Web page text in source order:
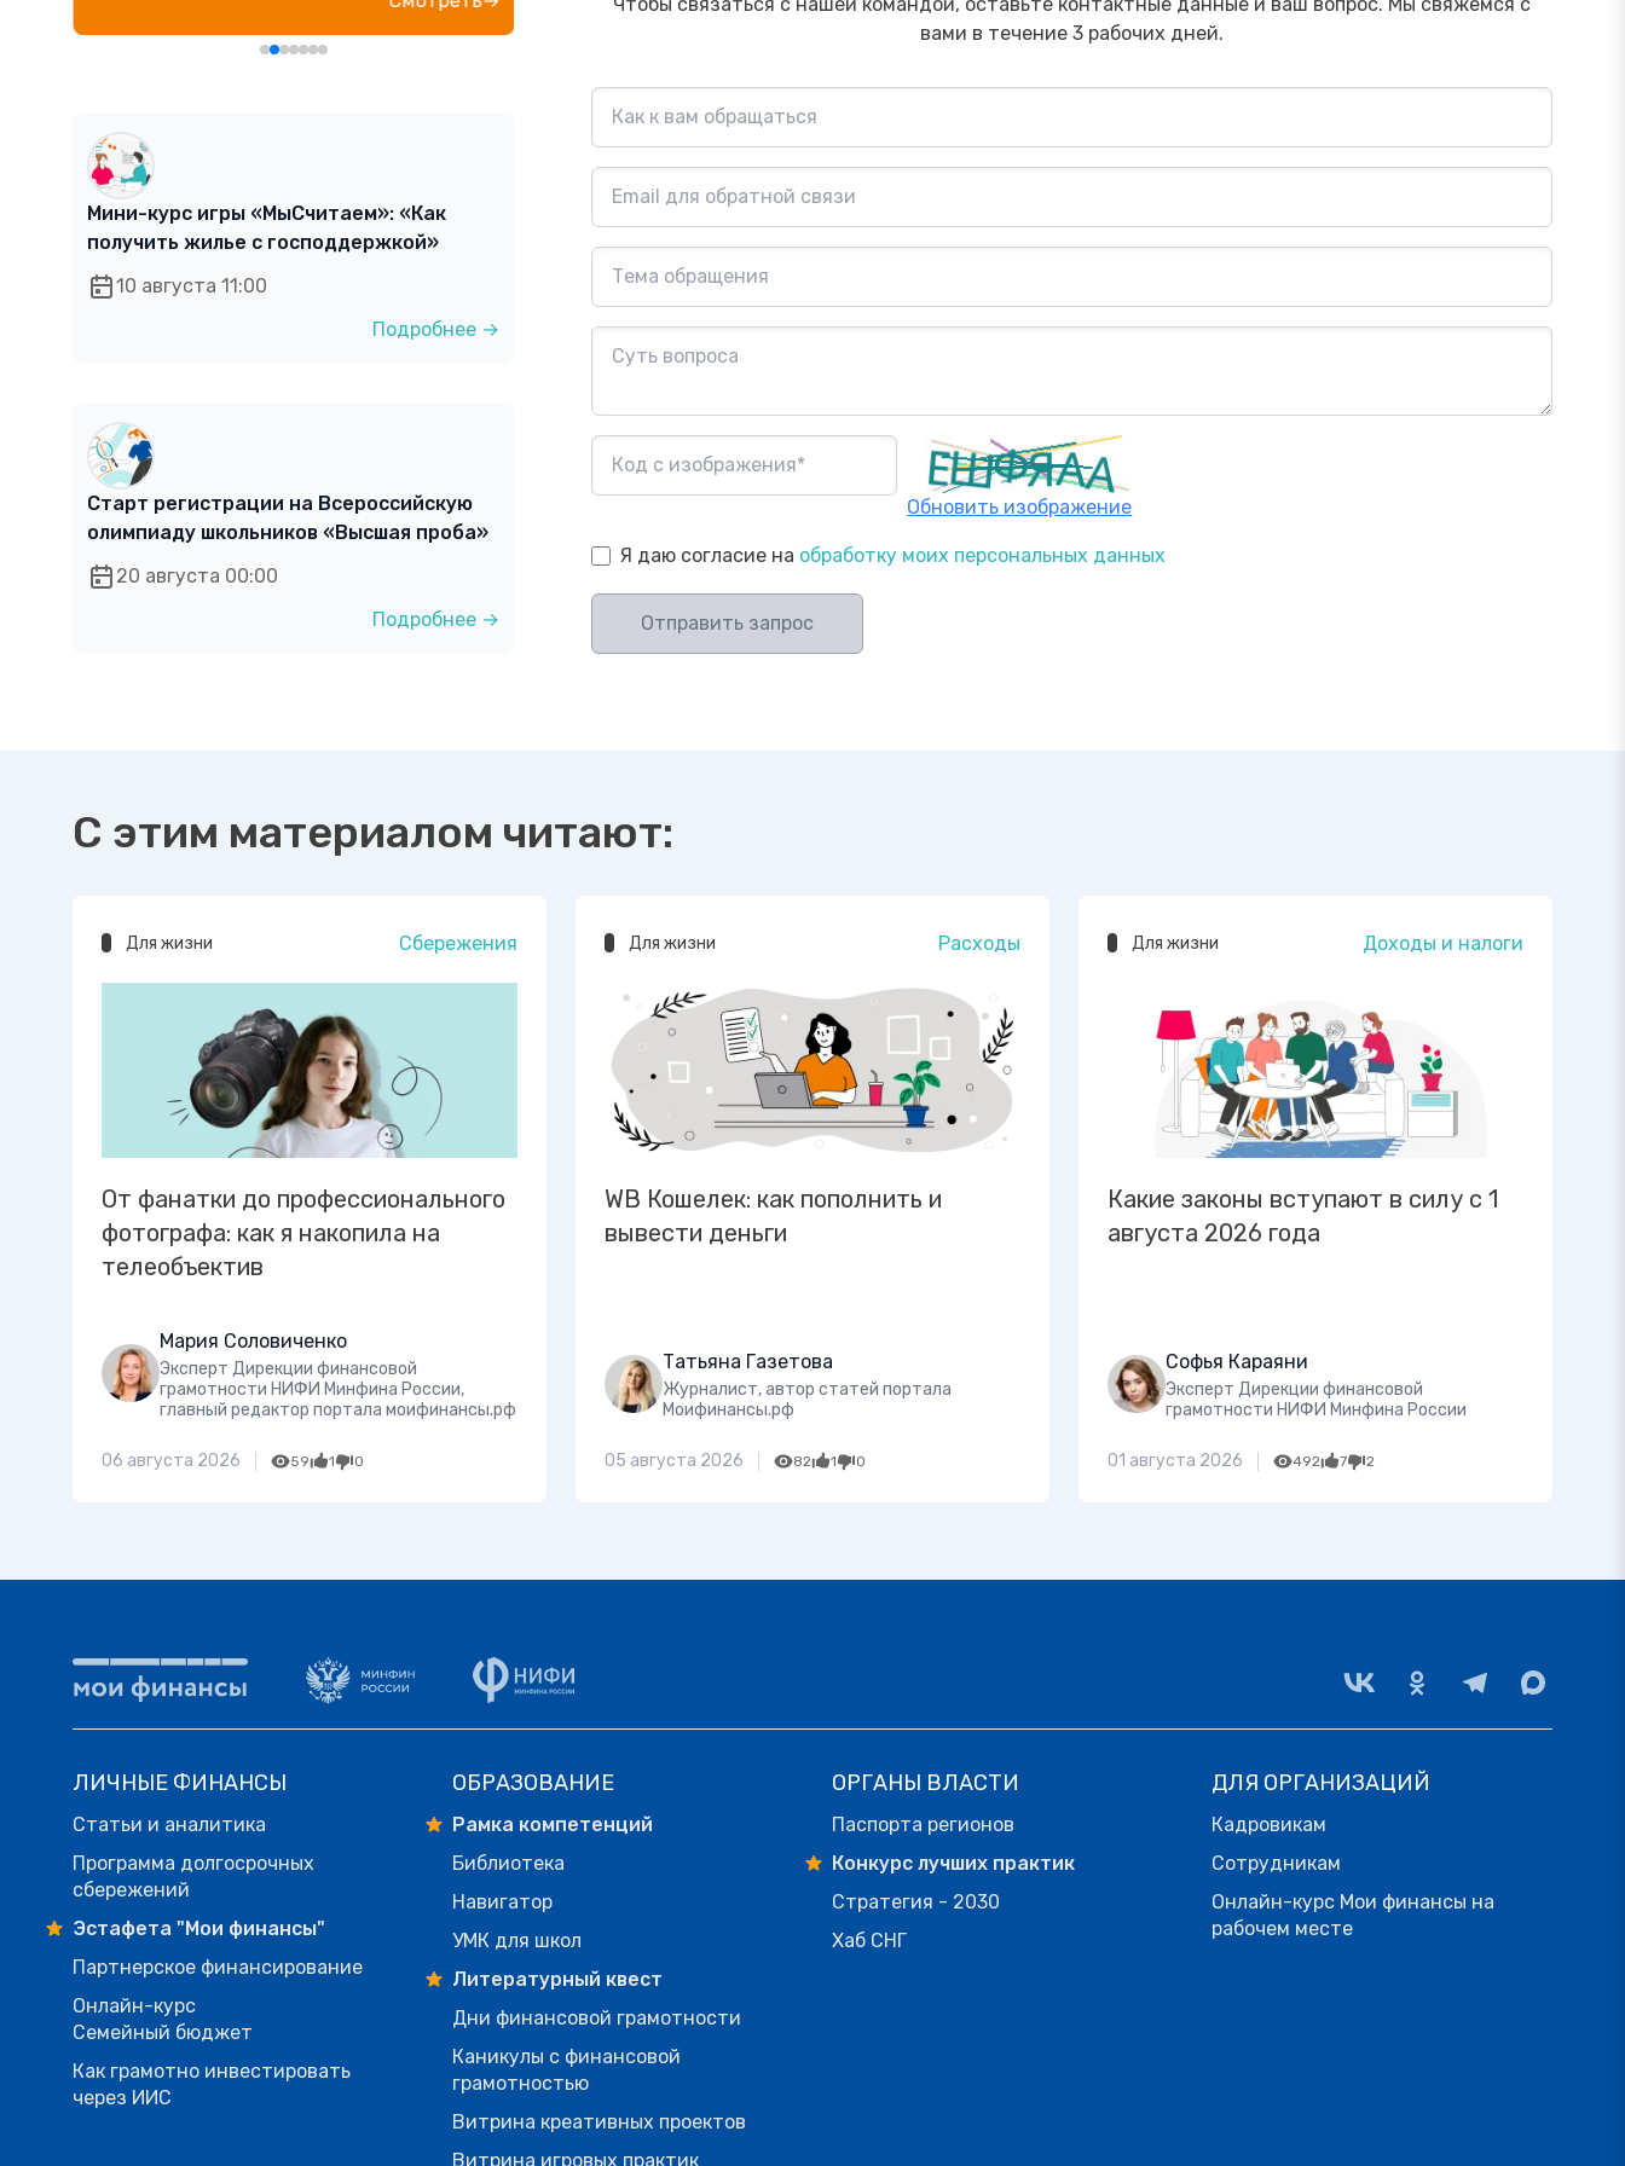
Чтобы связаться с нашей командой, оставьте контактные данные и ваш вопрос. Мы свяжемся с
вами в течение 3 рабочих дней.
Обновить изображение
Я даю согласие на обработку моих персональных данных
Отправить запрос
Мини-курс игры «МыСчитаем»: «Как
получить жилье с господдержкой»
10 августа 11:00
Подробнее →
Старт регистрации на Всероссийскую
олимпиаду школьников «Высшая проба»
20 августа 00:00
Подробнее →
С этим материалом читают:
Для жизни Сбережения
От фанатки до профессионального
фотографа: как я накопила на
телеобъектив
Мария Соловиченко
Эксперт Дирекции финансовой
грамотности НИФИ Минфина России,
главный редактор портала моифинансы.рф
06 августа 2026 59 1 0
Для жизни Расходы
WB Кошелек: как пополнить и
вывести деньги
Татьяна Газетова
Журналист, автор статей портала
Моифинансы.рф
05 августа 2026 82 1 0
Для жизни Доходы и налоги
Какие законы вступают в силу с 1
августа 2026 года
Софья Караяни
Эксперт Дирекции финансовой
грамотности НИФИ Минфина России
01 августа 2026 492 7 2
ЛИЧНЫЕ ФИНАНСЫ
Статьи и аналитика
Программа долгосрочных
сбережений
Эстафета "Мои финансы"
Партнерское финансирование
Онлайн-курс
Семейный бюджет
Как грамотно инвестировать
через ИИС
ОБРАЗОВАНИЕ
Рамка компетенций
Библиотека
Навигатор
УМК для школ
Литературный квест
Дни финансовой грамотности
Каникулы с финансовой
грамотностью
Витрина креативных проектов
Витрина игровых практик
ОРГАНЫ ВЛАСТИ
Паспорта регионов
Конкурс лучших практик
Стратегия - 2030
Хаб СНГ
ДЛЯ ОРГАНИЗАЦИЙ
Кадровикам
Сотрудникам
Онлайн-курс Мои финансы на
рабочем месте